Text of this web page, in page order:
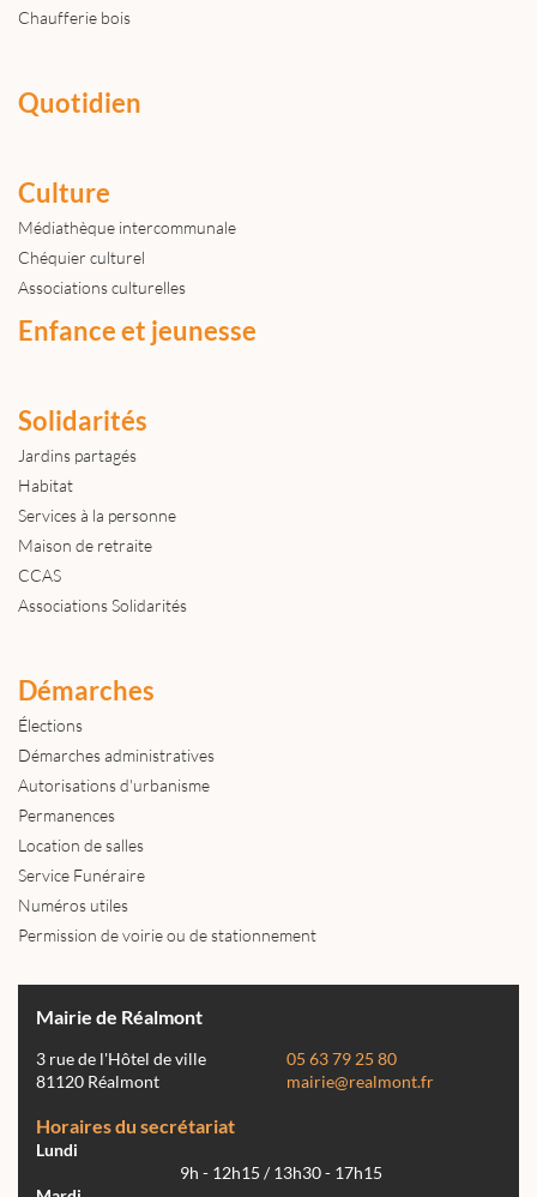
Chaufferie bois
Quotidien
Culture
Médiathèque intercommunale
Chéquier culturel
Associations culturelles
Enfance et jeunesse
Solidarités
Jardins partagés
Habitat
Services à la personne
Maison de retraite
CCAS
Associations Solidarités
Démarches
Élections
Démarches administratives
Autorisations d'urbanisme
Permanences
Location de salles
Service Funéraire
Numéros utiles
Permission de voirie ou de stationnement
Mairie de Réalmont
3 rue de l'Hôtel de ville
81120 Réalmont
05 63 79 25 80
mairie@realmont.fr
Horaires du secrétariat
Lundi
9h - 12h15 / 13h30 - 17h15